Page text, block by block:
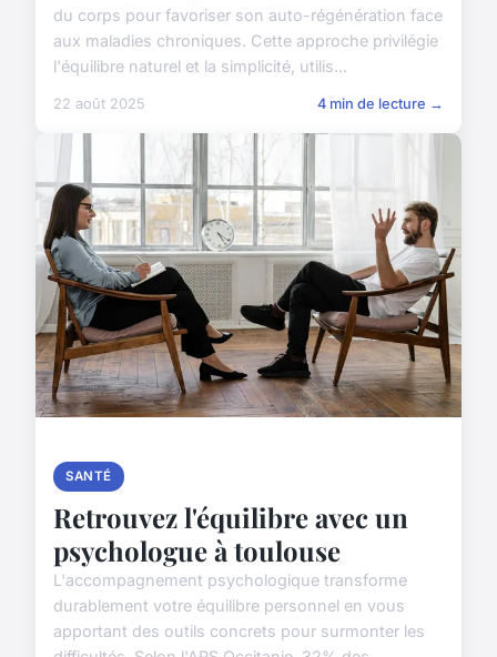
du corps pour favoriser son auto-régénération face
aux maladies chroniques. Cette approche privilégie
l'équilibre naturel et la simplicité, utilis...
22 août 2025 4 min de lecture →
SANTÉ
Retrouvez l'équilibre avec un
psychologue à toulouse
L'accompagnement psychologique transforme
durablement votre équilibre personnel en vous
apportant des outils concrets pour surmonter les